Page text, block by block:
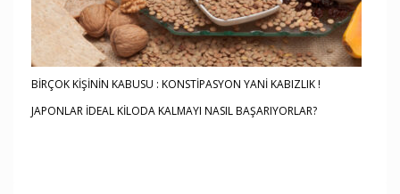
BİRÇOK KİŞİNİN KABUSU : KONSTİPASYON YANİ KABIZLIK !
JAPONLAR İDEAL KİLODA KALMAYI NASIL BAŞARIYORLAR?